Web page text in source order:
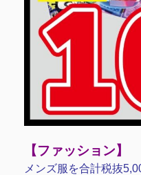
【ファッション】
メンズ服を合計税抜